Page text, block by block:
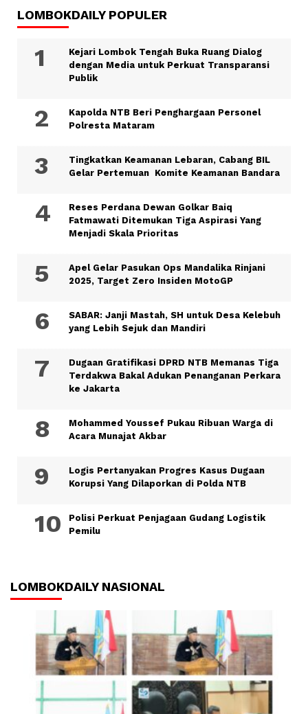
LOMBOKDAILY POPULER
Kejari Lombok Tengah Buka Ruang Dialog
dengan Media untuk Perkuat Transparansi
Publik
Kapolda NTB Beri Penghargaan Personel
Polresta Mataram
Tingkatkan Keamanan Lebaran, Cabang BIL
Gelar Pertemuan Komite Keamanan Bandara
Reses Perdana Dewan Golkar Baiq
Fatmawati Ditemukan Tiga Aspirasi Yang
Menjadi Skala Prioritas
Apel Gelar Pasukan Ops Mandalika Rinjani
2025, Target Zero Insiden MotoGP
SABAR: Janji Mastah, SH untuk Desa Kelebuh
yang Lebih Sejuk dan Mandiri
Dugaan Gratifikasi DPRD NTB Memanas Tiga
Terdakwa Bakal Adukan Penanganan Perkara
ke Jakarta
Mohammed Youssef Pukau Ribuan Warga di
Acara Munajat Akbar
Logis Pertanyakan Progres Kasus Dugaan
Korupsi Yang Dilaporkan di Polda NTB
Polisi Perkuat Penjagaan Gudang Logistik
Pemilu
LOMBOKDAILY NASIONAL